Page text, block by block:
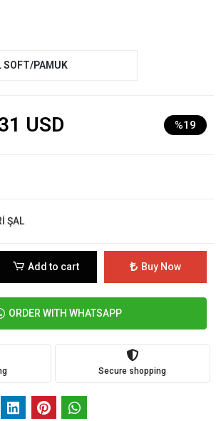
SOFT/PAMUK
USD %19
ŞAL
Add to cart Buy Now
ORDER WITH WHATSAPP
Secure shopping